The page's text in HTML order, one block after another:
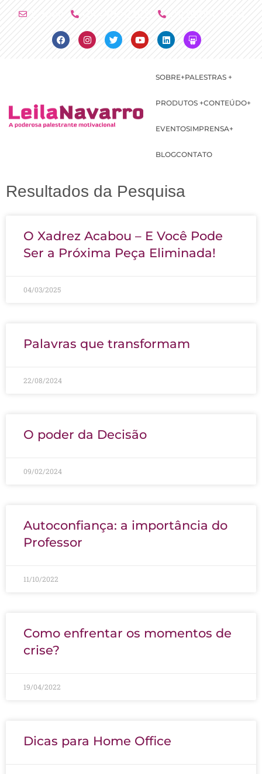
FacebookInstagramTwitterYoutubeLinkedinSlideshare
SOBRE+PALESTRAS +
PRODUTOS +CONTEÚDO+
EVENTOSIMPRENSA+
BLOGCONTATO
Resultados da Pesquisa
O Xadrez Acabou – E Você Pode
Ser a Próxima Peça Eliminada!
04/03/2025
Palavras que transformam
22/08/2024
O poder da Decisão
09/02/2024
Autoconfiança: a importância do
Professor
11/10/2022
Como enfrentar os momentos de
crise?
19/04/2022
Dicas para Home Office